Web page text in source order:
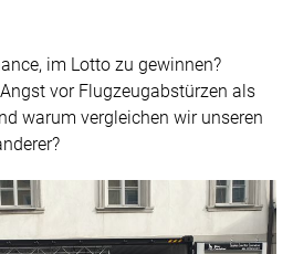
im Lotto zu gewinnen?
vor Flugzeugabstürzen als
warum vergleichen wir unseren